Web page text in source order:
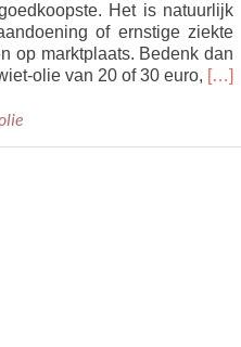
Het is natuurlijk
of ernstige ziekte
op marktplaats. Bedenk dan
olie van 20 of 30 euro, Read
[…]